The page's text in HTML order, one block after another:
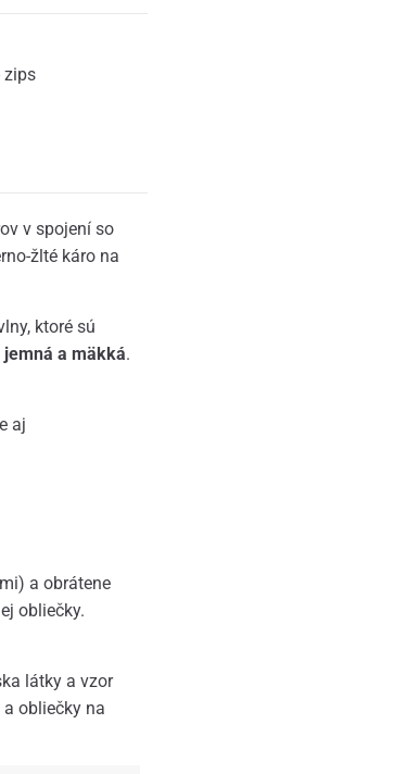
zips
v spojení so
žlté káro na
ktoré sú
jemná a mäkká.
aj
a obrátene
obliečky.
látky a vzor
obliečky na